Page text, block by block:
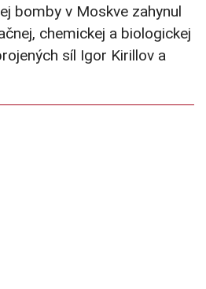
bomby v Moskve zahynul
chemickej a biologickej
síl Igor Kirillov a